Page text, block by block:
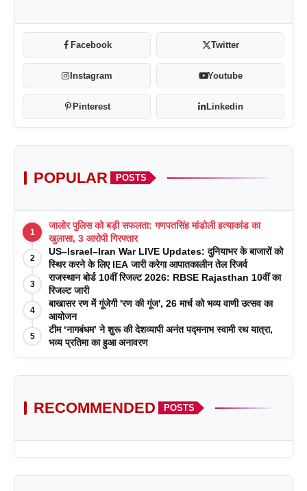
Facebook Twitter
Instagram Youtube
Pinterest Linkedin
POPULAR POSTS
1
जालोर पुलिस को बड़ी सफलता: गणपतसिंह मांडोली हत्याकांड का
खुलासा, 3 आरोपी गिरफ्तार
2
US–Israel–Iran War LIVE Updates: दुनियाभर के बाजारों को
स्थिर करने के लिए IEA जारी करेगा आपातकालीन तेल रिजर्व
3
राजस्थान बोर्ड 10वीं रिजल्ट 2026: RBSE Rajasthan 10वीं का
रिजल्ट जारी
4
बाखासर रण में गूंजेगी 'रण की गूंज', 26 मार्च को भव्य वाणी उत्सव का
आयोजन
5
टीम ‘नागबंधम’ ने शुरू की देशव्यापी अनंत पद्मनाभ स्वामी रथ यात्रा,
भव्य प्रतिमा का हुआ अनावरण
RECOMMENDED POSTS